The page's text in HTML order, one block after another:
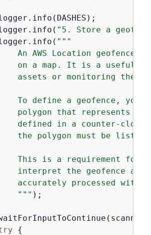
"5. Store a
"" "
An AWS Location geofence
on a map. It is a useful
assets or monitoring the
To define a geofence, you
polygon that represents
defined in a counter-
the polygon must be listed
This is a requirement for
interpret the geofence and
accurately processed
"
"" );
{